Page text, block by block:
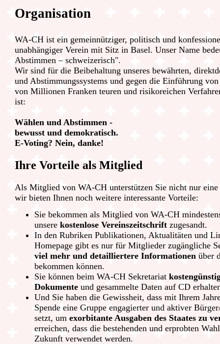
Organisation
WA-CH ist ein gemeinnütziger, politisch und
unabhängiger Verein mit Sitz in Basel. Unser Name
Abstimmen – schweizerisch".
Wir sind für die Beibehaltung unseres bewährten,
und Abstimmungssystems und gegen die Einführung
von Millionen Franken teuren und risikoreichen
ist:
Wählen und Abstimmen -
bewusst und demokratisch.
E-Voting? Nein, danke!
Ihre Vorteile als Mitglied
Als Mitglied von WA-CH unterstützen Sie nicht nur eine
wir bieten Ihnen noch weitere interessante Vorteile:
Sie bekommen als Mitglied von WA-CH
unsere kostenlose Vereinszeitschrift zugesandt.
In den Rubriken Publikationen, Aktualitäten und
Homepage gibt es nur für Mitglieder zugängliche
viel mehr und detailliertere Informationen über
bekommen können.
Sie können beim WA-CH Sekretariat
Dokumente und gesammelte Daten auf CD
Und Sie haben die Gewissheit, dass mit Ihrem
Spende eine Gruppe engagierter und aktiver
setzt, um exorbitante Ausgaben des Staates zu
erreichen, dass die bestehenden und erprobten
Zukunft verwendet werden.